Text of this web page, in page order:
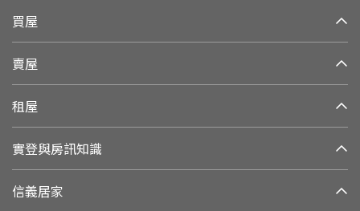
買屋
賣屋
租屋
實登與房訊知識
信義居家